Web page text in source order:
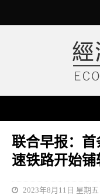
联合早报：
速铁路开始铺
2023年8月11日 星期五